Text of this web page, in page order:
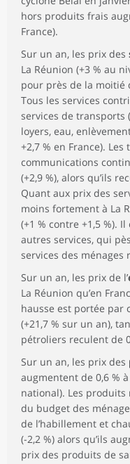
hors produits frais
France).
Sur un an, les prix des
La Réunion (+3 % au
pour près de la moitié
Tous les services
services de transports
loyers, eau,
+2,7 % en France).
communications
(+2,9 %), alors qu’ils
Quant aux prix des
moins fortement à La
(+1 % contre +1,5 %).
autres services, qui
services des ménages
Sur un an, les prix de l’
La Réunion qu’en
hausse est portée par
(+21,7 % sur un an),
pétroliers reculent de
Sur un an, les prix des
augmentent de 0,6 %
national). Les
du budget des
de l’habillement et
(-2,2 %) alors qu’ils
prix des produits de